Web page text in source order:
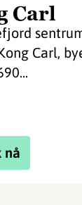
Carl
Carl,
nå